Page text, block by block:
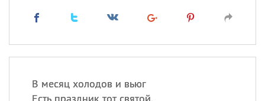
В месяц холодов и вьюг